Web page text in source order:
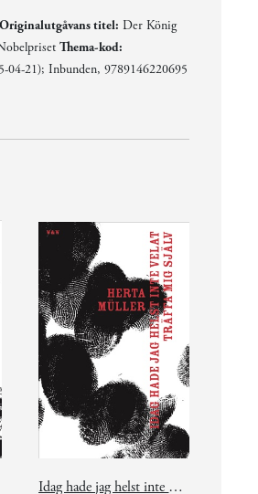
Originalutgåvans titel: Der König
Thema-kod:
04-21); Inbunden, 9789146220695
Idag hade jag helst inte velat träffa mig själv